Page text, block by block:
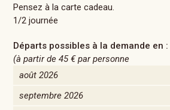
Pensez à la carte cadeau.
1/2 journée
Départs possibles à la demande en :
(à partir de45 €par personne
août 2026
septembre 2026